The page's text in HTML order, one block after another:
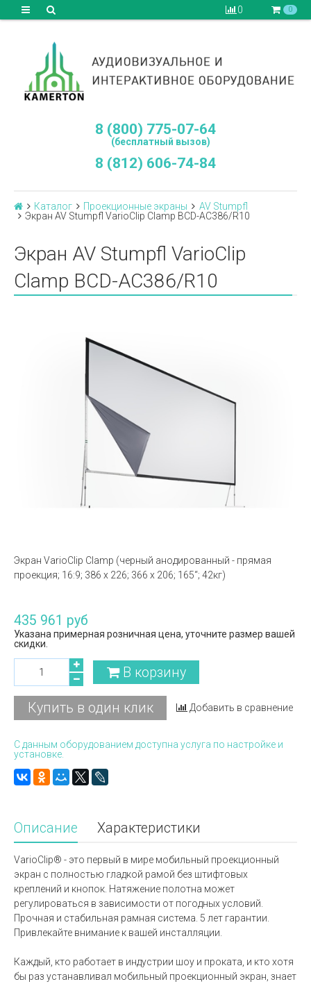
0 0
8 (800) 775-07-64
(бесплатный вызов)
8 (812) 606-74-84
Каталог Проекционные экраны
AV Stumpfl
Экран AV Stumpfl VarioClip Clamp BCD-AC386/R10
Экран AV Stumpfl VarioClip
Clamp BCD-AC386/R10
Экран VarioClip Clamp (черный анодированный - прямая
проекция; 16:9; 386 x 226; 366 x 206; 165“; 42кг)
435 961 руб
Указана примерная розничная цена, уточните размер вашей
скидки.
В корзину
Купить в один клик Добавить в сравнение
С данным оборудованием доступна услуга по настройке и
установке.
Описание Характеристики
VarioClip® - это первый в мире мобильный проекционный
экран с полностью гладкой рамой без штифтовых
креплений и кнопок. Натяжение полотна может
регулироваться в зависимости от погодных условий.
Прочная и стабильная рамная система. 5 лет гарантии.
Привлекайте внимание к вашей инсталляции.
Каждый, кто работает в индустрии шоу и проката, и кто хотя
бы раз устанавливал мобильный проекционный экран, знает